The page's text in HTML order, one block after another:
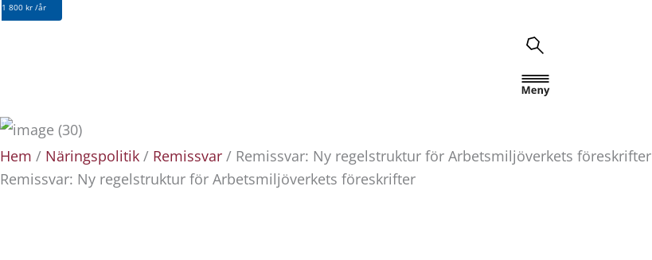
1 800 kr /år
Hem / Näringspolitik / Remissvar / Remissvar: Ny regelstruktur för Arbetsmiljöverkets föreskrifter
Remissvar: Ny regelstruktur för Arbetsmiljöverkets föreskrifter